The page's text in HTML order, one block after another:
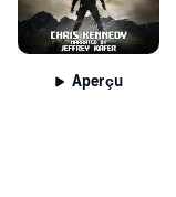
Aperçu